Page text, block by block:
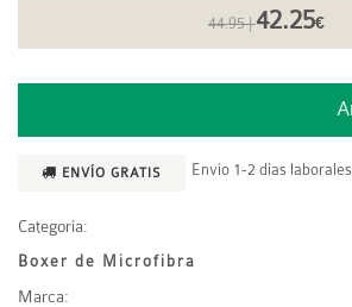
44.95 |42.25€
ENVÍO GRATIS Envío 1-2 días laborales.
Categoría:
Boxer de Microfibra
Marca: